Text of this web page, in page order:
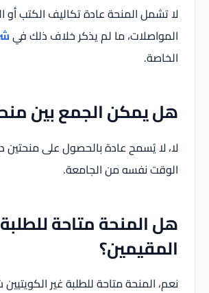
لا تشمل المنحة عادة تكاليف الكتب أو
المواصلات، ما لم يذكر خلاف ذلك في
الخاصة.
هل يمكن الجمع بين
لا، لا يُسمح عادة بالحصول على منحتين
الوقت نفسه من الجامعة.
هل المنحة متاحة للطلبة
المقيمين؟
نعم، المنحة متاحة للطلبة غير